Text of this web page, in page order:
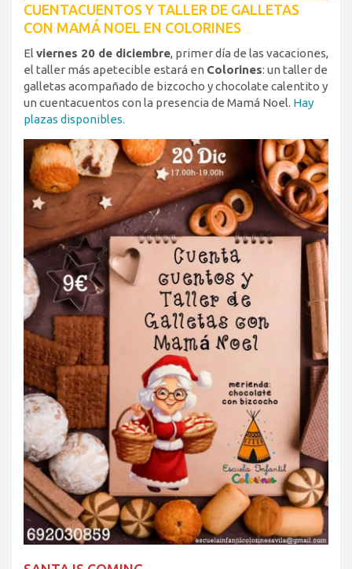
CUENTACUENTOS Y TALLER DE GALLETAS
CON MAMÁ NOEL EN COLORINES
El viernes 20 de diciembre, primer día de las vacaciones,
el taller más apetecible estará en Colorines: un taller de
galletas acompañado de bizcocho y chocolate calentito y
un cuentacuentos con la presencia de Mamá Noel. Hay
plazas disponibles.